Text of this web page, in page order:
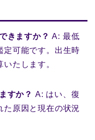
きますか？ A: 最低
定可能です。出生時
たします。
すか？ A: はい、復
た原因と現在の状況